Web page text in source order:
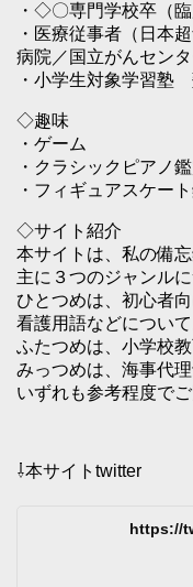
・◇〇専門学校卒（臨
・医療従事者（日本
病院／国立がんセン
・小学生対象学習塾
◇趣味
・ゲーム
・クラシックピアノ
・フィギュアスケー
◇サイト紹介
本サイトは、私の備忘
主に３つのジャンル
ひとつめは、初心者
看護用語などについて
ふたつめは、小学校
みっつめは、海事代
いずれも参考程度で
⇩本サイトtwitter
https://